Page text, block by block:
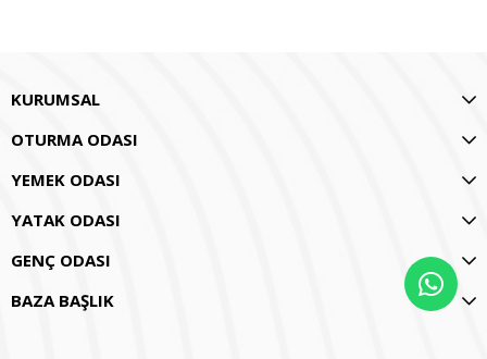
KURUMSAL
OTURMA ODASI
YEMEK ODASI
YATAK ODASI
GENÇ ODASI
BAZA BAŞLIK